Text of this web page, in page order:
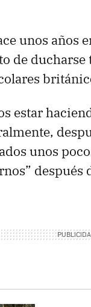
unos años
de
estar
unos
después